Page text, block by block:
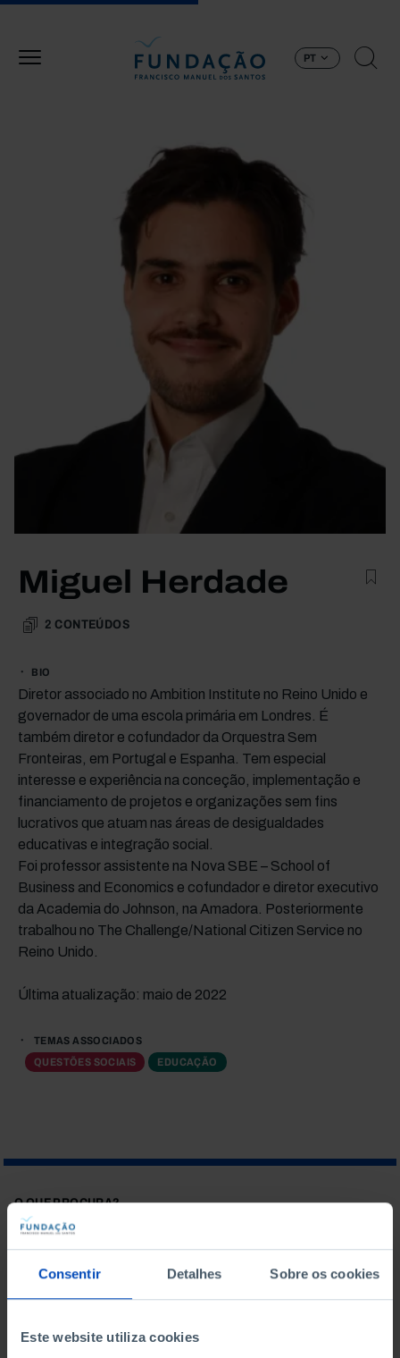
Consentir Detalhes Sobre os cookies
Este website utiliza cookies
PT
Miguel Herdade
2 CONTEÚDOS
BIO
Diretor associado no Ambition Institute no Reino Unido e
governador de uma escola primária em Londres. É
também diretor e cofundador da Orquestra Sem
Fronteiras, em Portugal e Espanha. Tem especial
interesse e experiência na conceção, implementação e
financiamento de projetos e organizações sem fins
lucrativos que atuam nas áreas de desigualdades
educativas e integração social.
Foi professor assistente na Nova SBE – School of
Business and Economics e cofundador e diretor executivo
da Academia do Johnson, na Amadora. Posteriormente
trabalhou no The Challenge/National Citizen Service no
Reino Unido.
Última atualização: maio de 2022
TEMAS ASSOCIADOS
QUESTÕES SOCIAIS
EDUCAÇÃO
O QUE PROCURA?